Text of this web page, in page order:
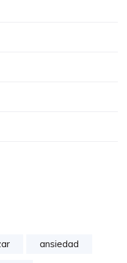
ansiedad